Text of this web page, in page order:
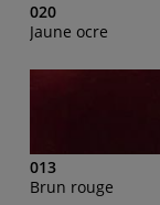
020
Jaune ocre
013
Brun rouge